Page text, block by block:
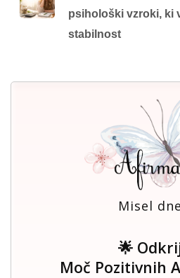
psihološki vzroki, ki
stabilnost
Misel
🌟
Moč Pozitivnih